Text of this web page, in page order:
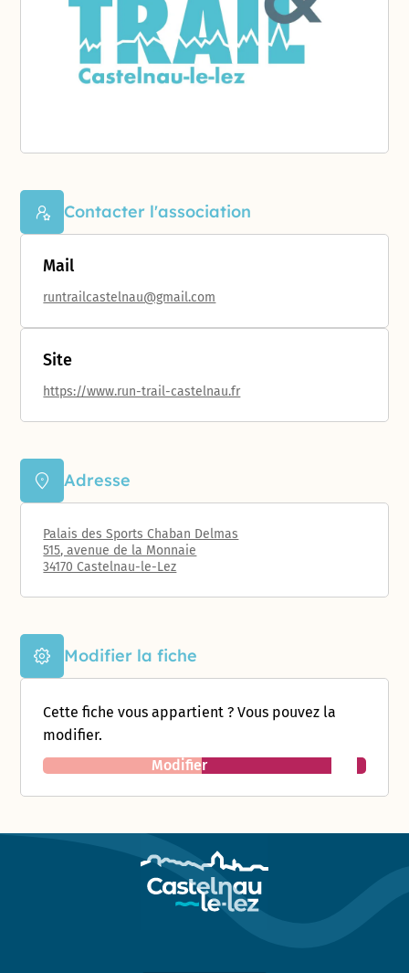
Contacter l'association
Mail
runtrailcastelnau@gmail.com
Site
https://www.run-trail-castelnau.fr
Adresse
Palais des Sports Chaban Delmas
515, avenue de la Monnaie
34170 Castelnau-le-Lez
Modifier la fiche
Cette fiche vous appartient ? Vous pouvez la
modifier.
Modifier